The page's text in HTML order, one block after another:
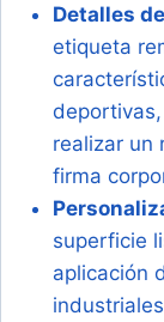
Detalles
etiqueta
realizar un
firma
superficie
aplicación